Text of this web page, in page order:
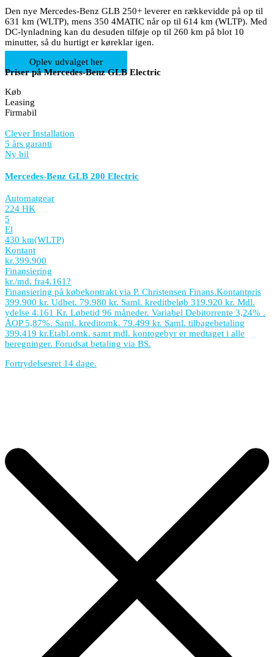
Den nye Mercedes-Benz GLB 250+ leverer en rækkevidde på op til
631 km (WLTP), mens 350 4MATIC når op til 614 km (WLTP). Med
DC-lynladning kan du desuden tilføje op til 260 km på blot 10
minutter, så du hurtigt er køreklar igen.
Oplev udvalget her
Priser på Mercedes-Benz GLB Electric
Køb
Leasing
Firmabil
Clever Installation
5 års garanti
Ny bil
Mercedes-Benz GLB 200 Electric
Automatgear
224 HK
5
El
430 km(WLTP)
Kontant
kr.399.900
Finansiering
kr./md. fra4.161?
Finansiering på købekontrakt via P. Christensen Finans.Kontantpris
399.900 kr. Udbet. 79.980 kr. Saml. kreditbeløb 319.920 kr. Mdl.
ydelse 4.161 Kr. Løbetid 96 måneder. Variabel Debitorrente 3,24% .
ÅOP 5,87%. Saml. kreditomk. 79.499 kr. Saml. tilbagebetaling
399.419 kr.Etabl.omk. samt mdl. kontogebyr er medtaget i alle
beregninger. Forudsat betaling via BS.
Fortrydelsesret 14 dage.